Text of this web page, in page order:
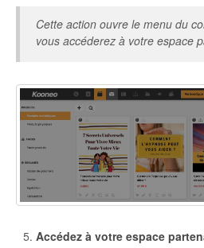
Cette action ouvre le menu du
vous accéderez à votre espace
Accédez à votre espace